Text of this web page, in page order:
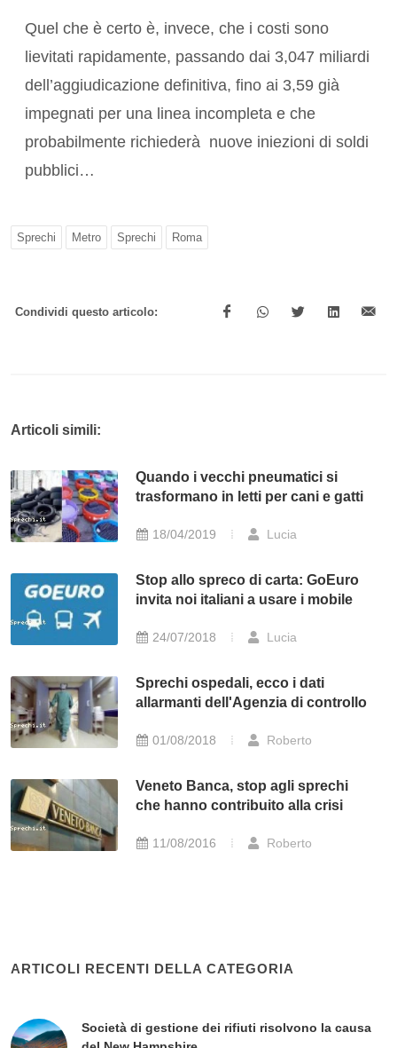
Quel che è certo è, invece, che i costi sono
lievitati rapidamente, passando dai 3,047 miliardi
dell’aggiudicazione definitiva, fino ai 3,59 già
impegnati per una linea incompleta e che
probabilmente richiederà nuove iniezioni di soldi
pubblici…
Sprechi Metro Sprechi Roma
Condividi questo articolo:
Articoli simili:
Quando i vecchi pneumatici si
trasformano in letti per cani e gatti
18/04/2019 Lucia
Stop allo spreco di carta: GoEuro
invita noi italiani a usare i mobile
24/07/2018 Lucia
Sprechi ospedali, ecco i dati
allarmanti dell'Agenzia di controllo
01/08/2018 Roberto
Veneto Banca, stop agli sprechi
che hanno contribuito alla crisi
11/08/2016 Roberto
ARTICOLI RECENTI DELLA CATEGORIA
Società di gestione dei rifiuti risolvono la causa